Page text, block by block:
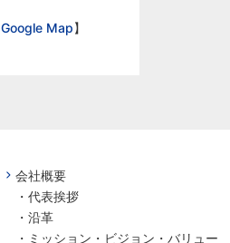
Google Map】
会社概要
・ 代表挨拶
・ 沿革
・ ミッション・ビジョン・バリュー